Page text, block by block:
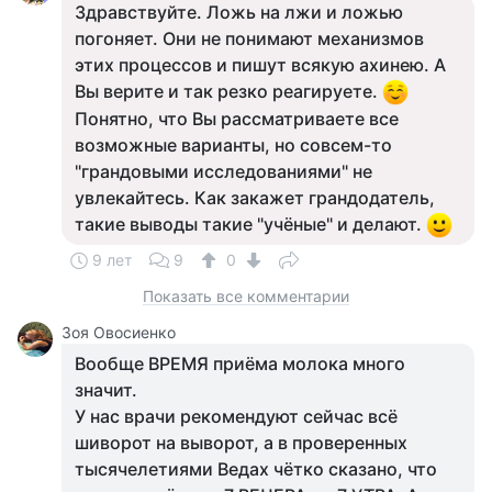
Здравствуйте. Ложь на лжи и ложью
погоняет. Они не понимают механизмов
этих процессов и пишут всякую ахинею. А
Вы верите и так резко реагируете.
Понятно, что Вы рассматриваете все
возможные варианты, но совсем-то
"грандовыми исследованиями" не
увлекайтесь. Как закажет грандодатель,
такие выводы такие "учёные" и делают.
9 лет 9
0
Показать все комментарии
Зоя Овосиенко
Вообще ВРЕМЯ приёма молока много
значит.
У нас врачи рекомендуют сейчас всё
шиворот на выворот, а в проверенных
тысячелетиями Ведах чётко сказано, что